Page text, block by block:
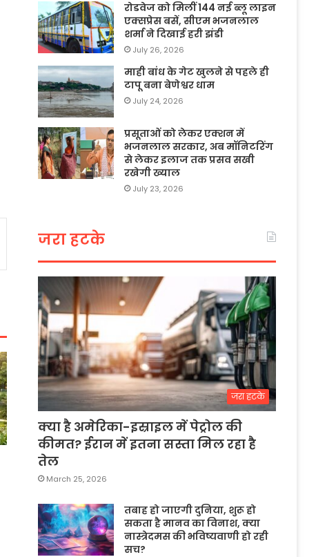
रोडवेज को मिलीं 144 नई ब्लू लाइन
एक्सप्रेस बसें, सीएम भजनलाल
शर्मा ने दिखाई हरी झंडी
July 26, 2026
माही बांध के गेट खुलने से पहले ही
टापू बना बेणेश्वर धाम
July 24, 2026
प्रसूताओं को लेकर एक्शन में
भजनलाल सरकार, अब मॉनिटरिंग
से लेकर इलाज तक प्रसव सखी
रखेगी ख्याल
July 23, 2026
जरा हटके
जरा हटके
क्या है अमेरिका-इस्राइल में पेट्रोल की
कीमत? ईरान में इतना सस्ता मिल रहा है
तेल
March 25, 2026
तबाह हो जाएगी दुनिया, शुरू हो
सकता है मानव का विनाश, क्या
नास्त्रेदमस की भविष्यवाणी हो रही
सच?